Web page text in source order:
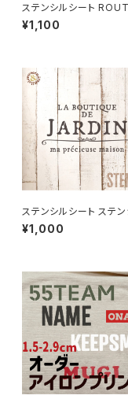
ステンシルシート
ート66マーク ウィング
シート / オリジナル DIY
¥1,100
ステンシルシート ステン
ート フレンチガーデン
¥1,000